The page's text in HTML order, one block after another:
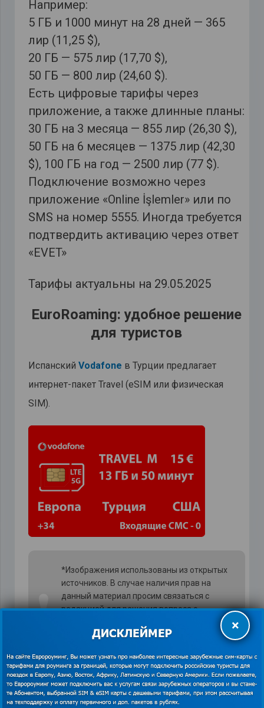
Например:
5 ГБ и 1000 минут на 28 дней — 365
лир (11,25 $),
20 ГБ — 575 лир (17,70 $),
50 ГБ — 800 лир (24,60 $).
Есть цифровые тарифы через
приложение, а также длинные планы:
30 ГБ на 3 месяца — 855 лир (26,30 $),
50 ГБ на 6 месяцев — 1375 лир (42,30
$), 100 ГБ на год — 2500 лир (77 $).
Подключение возможно через
приложение «Online İşlemler» или по
SMS на номер 5555. Иногда требуется
подтвердить активацию через ответ
«EVET»
Тарифы актуальны на 29.05.2025
EuroRoaming: удобное решение
для туристов
Испанский Vodafone в Турции предлагает
интернет-пакет Travel (eSIM или физическая
SIM).
❗
*Изображения использованы из открытых
источников. В случае наличия прав на
данный материал просим связаться с
редакцией для решения вопроса о
удаления изображения. Показать
Travel M: 13 Гб за 15€
Travel XL: 26 Гб за 30€
×